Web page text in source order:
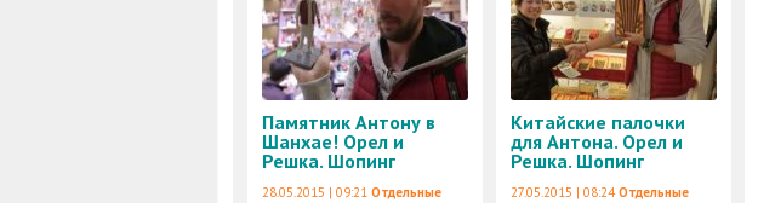
Памятник Антону в
Шанхае! Орел и
Решка. Шопинг
28.05.2015 | 09:21 Отдельные
Китайские палочки
для Антона. Орел и
Решка. Шопинг
27.05.2015 | 08:24 Отдельные